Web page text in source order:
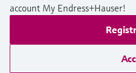
account My Endress+Hauser!